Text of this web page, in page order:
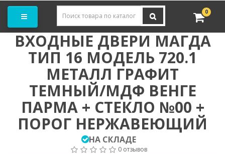
0
ВХОДНЫЕ ДВЕРИ МАГДА
ТИП 16 МОДЕЛЬ 720.1
МЕТАЛЛ ГРАФИТ
ТЕМНЫЙ/МДФ ВЕНГЕ
ПАРМА + СТЕКЛО №00 +
ПОРОГ НЕРЖАВЕЮЩИЙ
НА СКЛАДЕ
0 отзывов